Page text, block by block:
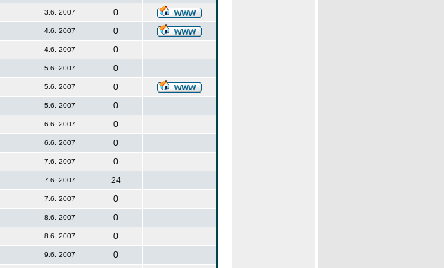
3.6. 2007
0
4.6. 2007
0
4.6. 2007
0
5.6. 2007
0
5.6. 2007
0
5.6. 2007
0
6.6. 2007
0
6.6. 2007
0
7.6. 2007
0
7.6. 2007
24
7.6. 2007
0
8.6. 2007
0
8.6. 2007
0
9.6. 2007
0